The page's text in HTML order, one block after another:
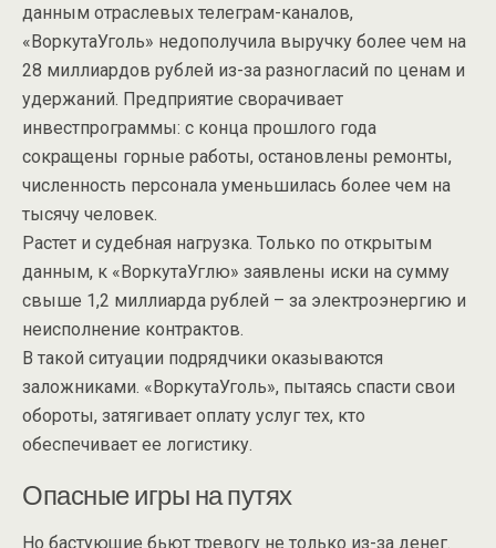
данным отраслевых телеграм-каналов,
«ВоркутаУголь» недополучила выручку более чем на
28 миллиардов рублей из-за разногласий по ценам и
удержаний. Предприятие сворачивает
инвестпрограммы: с конца прошлого года
сокращены горные работы, остановлены ремонты,
численность персонала уменьшилась более чем на
тысячу человек.
Растет и судебная нагрузка. Только по открытым
данным, к «ВоркутаУглю» заявлены иски на сумму
свыше 1,2 миллиарда рублей – за электроэнергию и
неисполнение контрактов.
В такой ситуации подрядчики оказываются
заложниками. «ВоркутаУголь», пытаясь спасти свои
обороты, затягивает оплату услуг тех, кто
обеспечивает ее логистику.
Опасные игры на путях
Но бастующие бьют тревогу не только из-за денег.